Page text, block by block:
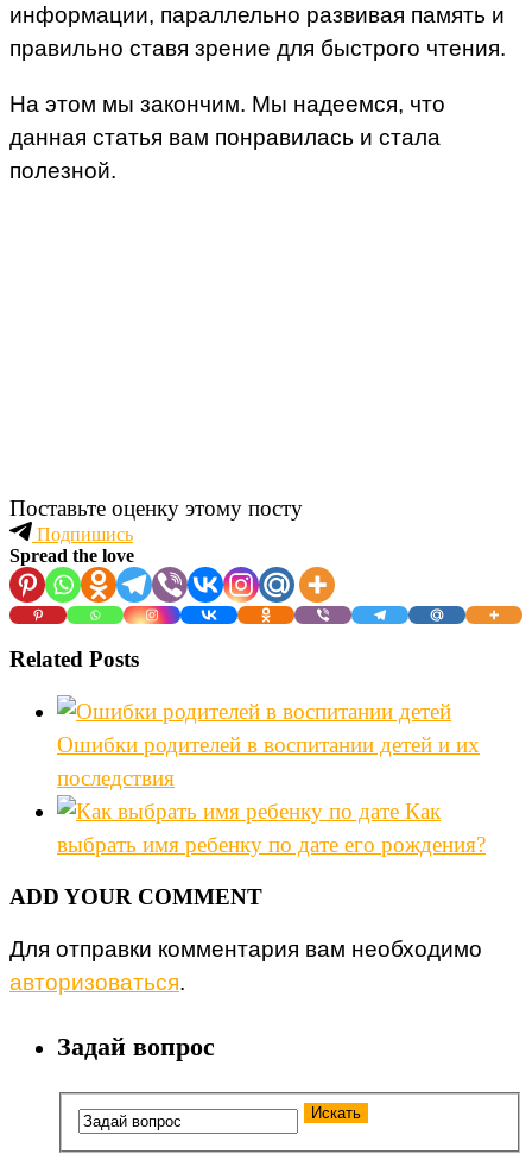
информации, параллельно развивая память и
правильно ставя зрение для быстрого чтения.
На этом мы закончим. Мы надеемся, что
данная статья вам понравилась и стала
полезной.
Поставьте оценку этому посту
Подпишись
Spread the love
Related Posts
Ошибки родителей в воспитании детей и их
последствия
Как
выбрать имя ребенку по дате его рождения?
ADD YOUR COMMENT
Для отправки комментария вам необходимо
авторизоваться.
Задай вопрос